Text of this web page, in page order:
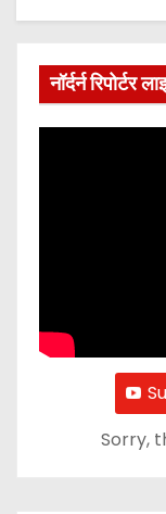
नॉर्दर्न रिपोर्टर
Sorry,